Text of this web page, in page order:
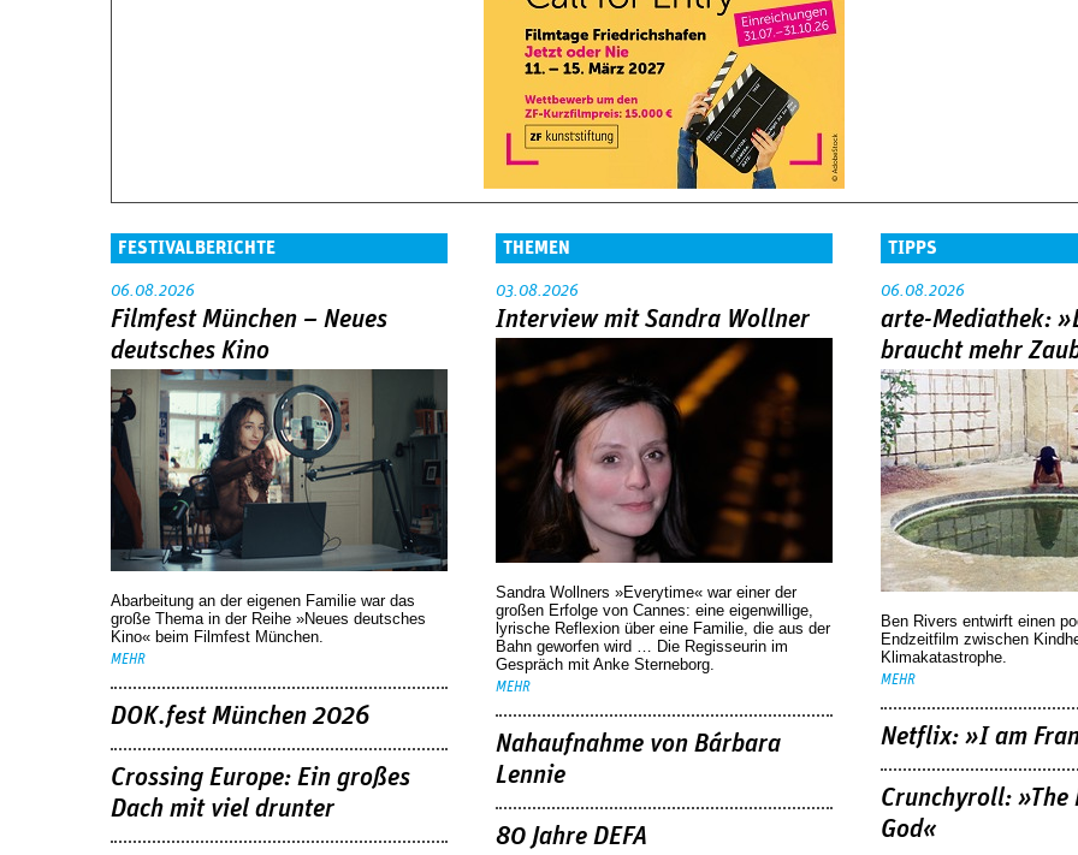
FESTIVALBERICHTE
06.08.2026
Filmfest München – Neues
deutsches Kino
Abarbeitung an der eigenen Familie war das
große Thema in der Reihe »Neues deutsches
Kino« beim Filmfest München.
MEHR
DOK.fest München 2026
Crossing Europe: Ein großes
Dach mit viel drunter
THEMEN
03.08.2026
Interview mit Sandra Wollner
Sandra Wollners »Everytime« war einer der
großen Erfolge von Cannes: eine eigenwillige,
lyrische Reflexion über eine ­Familie, die aus der
Bahn geworfen wird … Die Regisseurin im
Gespräch mit Anke Sterneborg.
MEHR
Nahaufnahme von Bárbara
Lennie
80 Jahre DEFA
TIPPS
06.08.2026
arte-Mediathek:
braucht mehr
Ben Rivers entwirft einen
Endzeitfilm zwischen
Klimakatastrophe.
MEHR
Netflix: »I am
Crunchyroll: »The
God«